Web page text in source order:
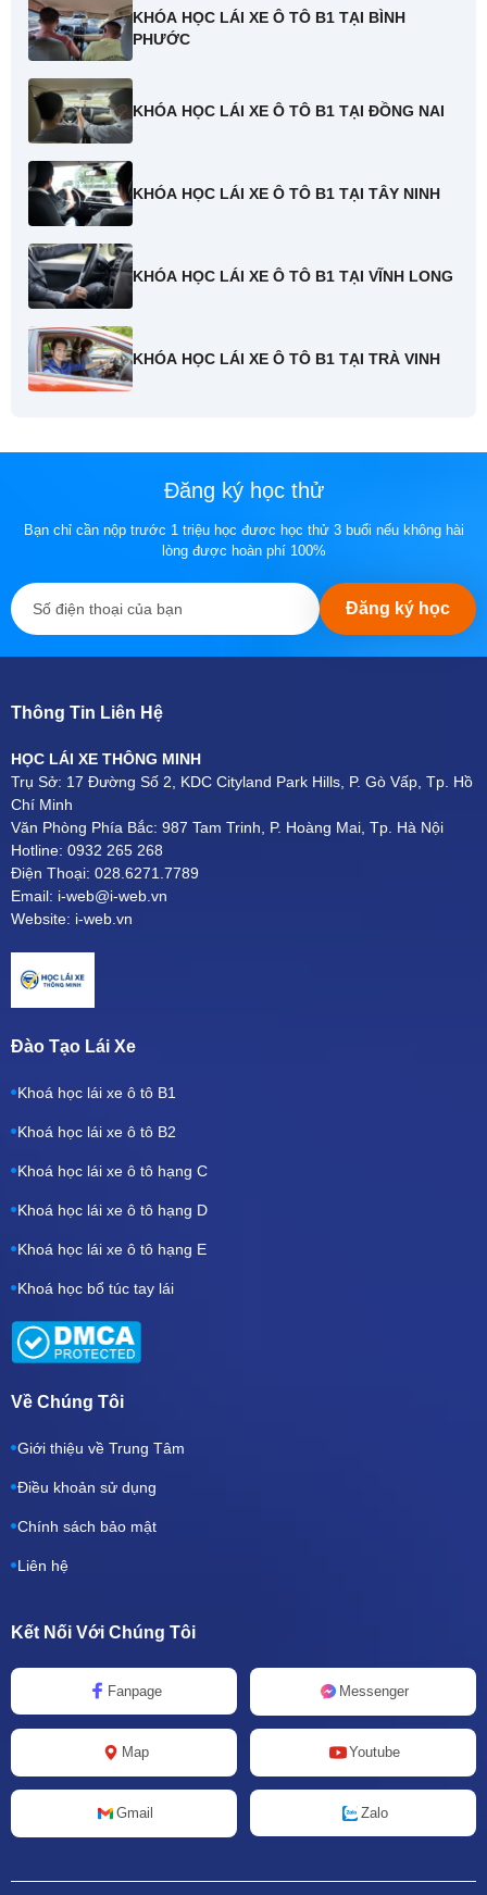
KHÓA HỌC LÁI XE Ô TÔ B1 TẠI BÌNH
PHƯỚC
KHÓA HỌC LÁI XE Ô TÔ B1 TẠI ĐỒNG NAI
KHÓA HỌC LÁI XE Ô TÔ B1 TẠI TÂY NINH
KHÓA HỌC LÁI XE Ô TÔ B1 TẠI VĨNH LONG
KHÓA HỌC LÁI XE Ô TÔ B1 TẠI TRÀ VINH
Đăng ký học thử
Bạn chỉ cần nộp trước 1 triệu học đươc học thử 3 buổi nếu không hài
lòng được hoàn phí 100%
Đăng ký học
Thông Tin Liên Hệ
HỌC LÁI XE THÔNG MINH
Trụ Sở: 17 Đường Số 2, KDC Cityland Park Hills, P. Gò Vấp, Tp. Hồ
Chí Minh
Văn Phòng Phía Bắc: 987 Tam Trinh, P. Hoàng Mai, Tp. Hà Nội
Hotline: 0932 265 268
Điện Thoại: 028.6271.7789
Email: i-web@i-web.vn
Website: i-web.vn
Đào Tạo Lái Xe
Khoá học lái xe ô tô B1
Khoá học lái xe ô tô B2
Khoá học lái xe ô tô hạng C
Khoá học lái xe ô tô hạng D
Khoá học lái xe ô tô hạng E
Khoá học bổ túc tay lái
Về Chúng Tôi
Giới thiệu về Trung Tâm
Điều khoản sử dụng
Chính sách bảo mật
Liên hệ
Kết Nối Với Chúng Tôi
Fanpage Messenger
Map Youtube
Gmail Zalo